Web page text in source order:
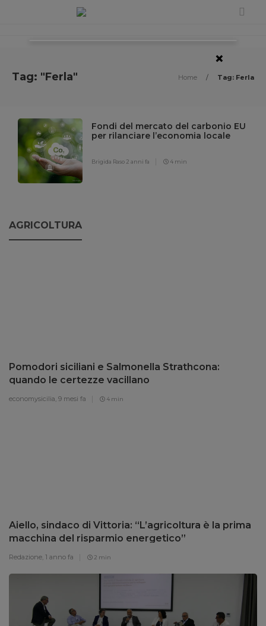
Tag: "Ferla" Home / Tag: Ferla
Fondi del mercato del carbonio EU
per rilanciare l’economia locale
Brigida Raso 2 anni fa 4 min
AGRICOLTURA
Pomodori siciliani e Salmonella Strathcona:
quando le certezze vacillano
economysicilia, 9 mesi fa 4 min
Aiello, sindaco di Vittoria: “L’agricoltura è la prima
macchina del risparmio energetico”
Redazione, 1 anno fa 2 min
×